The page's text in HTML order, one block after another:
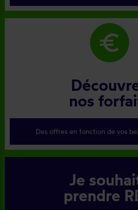
euro
nos
Des offres en fonction de vos
Je
prendre